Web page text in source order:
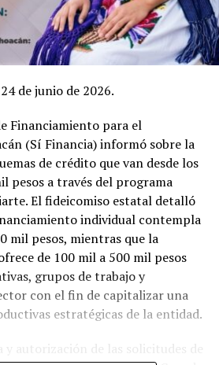
de junio de 2026.
Financiamiento para el
(Sí Financia) informó sobre la
de crédito que van desde los
pesos a través del programa
El fideicomiso estatal detalló
individual contempla
mil pesos, mientras que la
de 100 mil a 500 mil pesos
grupos de trabajo y
con el fin de capitalizar una
estratégicas de la entidad.